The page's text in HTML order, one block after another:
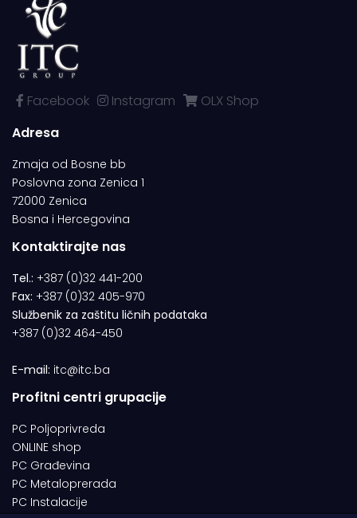
Facebook Instagram
OLX Shop
Adresa
Zmaja od Bosne bb
Poslovna zona Zenica 1
72000 Zenica
Bosna i Hercegovina
Kontaktirajte nas
Tel.: +387 (0)32 441-200
Fax: +387 (0)32 405-970
Službenik za zaštitu ličnih podataka
+387 (0)32 464-450
E-mail: itc@itc.ba
Profitni centri grupacije
PC Poljoprivreda
ONLINE shop
PC Građevina
PC Metaloprerada
PC Instalacije